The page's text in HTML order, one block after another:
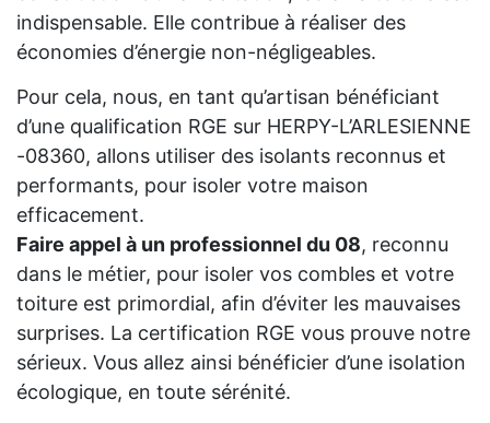
indispensable. Elle contribue à réaliser des
économies d’énergie non-négligeables.
Pour cela, nous, en tant qu’artisan bénéficiant
d’une qualification RGE sur HERPY-L’ARLESIENNE
-08360, allons utiliser des isolants reconnus et
performants, pour isoler votre maison
efficacement.
Faire appel à un professionnel du 08, reconnu
dans le métier, pour isoler vos combles et votre
toiture est primordial, afin d’éviter les mauvaises
surprises. La certification RGE vous prouve notre
sérieux. Vous allez ainsi bénéficier d’une isolation
écologique, en toute sérénité.